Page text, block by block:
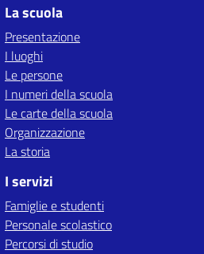
La scuola
Presentazione
I luoghi
Le persone
I numeri della scuola
Le carte della scuola
Organizzazione
La storia
I servizi
Famiglie e studenti
Personale scolastico
Percorsi di studio